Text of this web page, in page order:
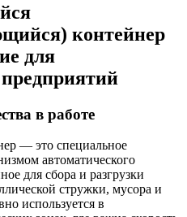
контейнер
для
в работе
— это специальное
автоматического
для сбора и разгрузки
стружки, мусора и
используется в